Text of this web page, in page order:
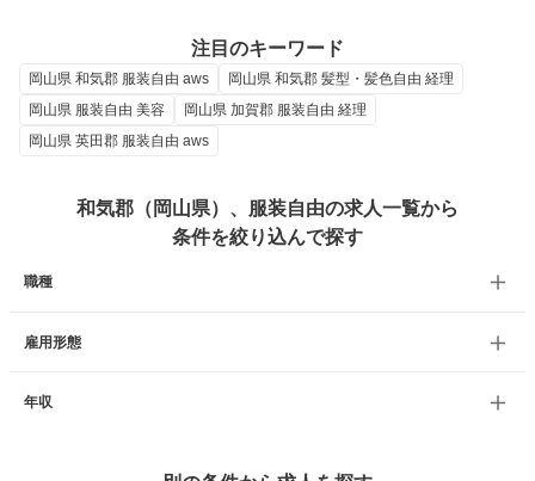
注目のキーワード
岡山県 和気郡 服装自由 aws
岡山県 和気郡 髪型・髪色自由 経理
岡山県 服装自由 美容
岡山県 加賀郡 服装自由 経理
岡山県 英田郡 服装自由 aws
和気郡（岡山県）、服装自由の求人一覧から
条件を絞り込んで探す
職種
雇用形態
年収